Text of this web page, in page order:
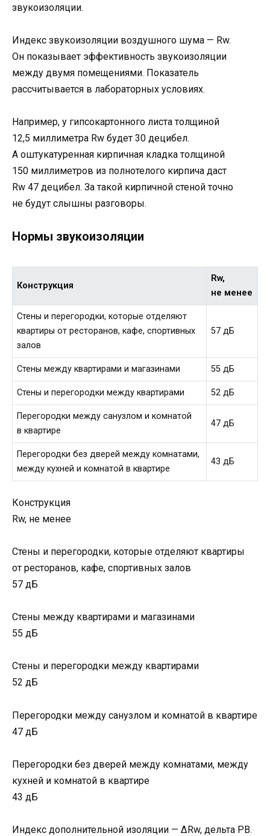
звукоизоляции.
Индекс звукоизоляции воздушного шума — Rw.
Он показывает эффективность звукоизоляции
между двумя помещениями. Показатель
рассчитывается в лабораторных условиях.
Например, у гипсокартонного листа толщиной
12,5 миллиметра Rw будет 30 децибел.
А оштукатуренная кирпичная кладка толщиной
150 миллиметров из полнотелого кирпича даст
Rw 47 децибел. За такой кирпичной стеной точно
не будут слышны разговоры.
Нормы звукоизоляции
Конструкция
Rw,
не менее
Стены и перегородки, которые отделяют
квартиры от ресторанов, кафе, спортивных
залов
57 дБ
Стены между квартирами и магазинами 55 дБ
Стены и перегородки между квартирами 52 дБ
Перегородки между санузлом и комнатой
в квартире
47 дБ
Перегородки без дверей между комнатами,
между кухней и комнатой в квартире
43 дБ
Конструкция
Rw, не менее
Стены и перегородки, которые отделяют квартиры
от ресторанов, кафе, спортивных залов
57 дБ
Стены между квартирами и магазинами
55 дБ
Стены и перегородки между квартирами
52 дБ
Перегородки между санузлом и комнатой в квартире
47 дБ
Перегородки без дверей между комнатами, между
кухней и комнатой в квартире
43 дБ
Индекс дополнительной изоляции — ΔRw, дельта РВ.